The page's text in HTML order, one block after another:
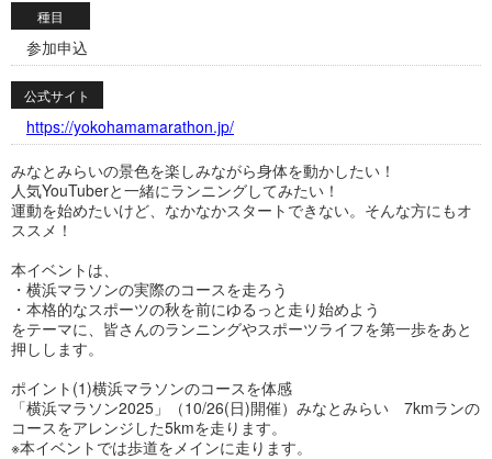
種目
参加申込
公式サイト
https://yokohamamarathon.jp/
みなとみらいの景色を楽しみながら身体を動かしたい！
人気YouTuberと一緒にランニングしてみたい！
運動を始めたいけど、なかなかスタートできない。そんな方にもオ
ススメ！
本イベントは、
・横浜マラソンの実際のコースを走ろう
・本格的なスポーツの秋を前にゆるっと走り始めよう
をテーマに、皆さんのランニングやスポーツライフを第一歩をあと
押しします。
ポイント(1)横浜マラソンのコースを体感
「横浜マラソン2025」（10/26(日)開催）みなとみらい 7kmランの
コースをアレンジした5kmを走ります。
※本イベントでは歩道をメインに走ります。